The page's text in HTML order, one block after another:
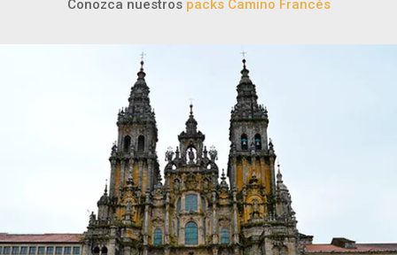
Conozca nuestros packs Camino Francés